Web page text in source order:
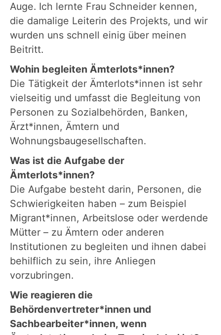
Auge. Ich lernte Frau Schneider kennen,
die damalige Leiterin des Projekts, und wir
wurden uns schnell einig über meinen
Beitritt.
Wohin begleiten Ämterlots*innen?
Die Tätigkeit der Ämterlots*innen ist sehr
vielseitig und umfasst die Begleitung von
Personen zu Sozialbehörden, Banken,
Ärzt*innen, Ämtern und
Wohnungsbaugesellschaften.
Was ist die Aufgabe der
Ämterlots*innen?
Die Aufgabe besteht darin, Personen, die
Schwierigkeiten haben – zum Beispiel
Migrant*innen, Arbeitslose oder werdende
Mütter – zu Ämtern oder anderen
Institutionen zu begleiten und ihnen dabei
behilflich zu sein, ihre Anliegen
vorzubringen.
Wie reagieren die
Behördenvertreter*innen und
Sachbearbeiter*innen, wenn